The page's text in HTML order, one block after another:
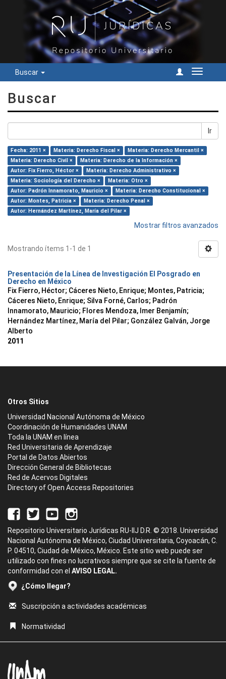
Buscar
Cambiar
Buscar
Ir
Fecha: 2011 × Materia: Derecho Fiscal ×
Materia: Derecho Mercantil ×
Materia: Derecho Civil ×
Materia: Derecho de la Información ×
Autor: Fix Fierro, Héctor ×
Materia: Derecho Administrativo ×
Materia: Sociología del Derecho ×
Materia: Otro ×
Autor: Padrón Innamorato, Mauricio ×
Materia: Derecho Constitucional ×
Autor: Montes, Patricia ×
Materia: Derecho Penal ×
Autor: Hernández Martínez, María del Pilar ×
Mostrar filtros avanzados
Mostrando ítems 1-1 de 1
Presentación de la Línea de Investigación El Posgrado en
Derecho en México
Fix Fierro, Héctor; Cáceres Nieto, Enrique; Montes, Patricia;
Cáceres Nieto, Enrique; Silva Forné, Carlos; Padrón
Innamorato, Mauricio; Flores Mendoza, Imer Benjamín;
Hernández Martínez, María del Pilar; González Galván, Jorge
Alberto
2011
Otros Sitios
Universidad Nacional Autónoma de México
Coordinación de Humanidades UNAM
Toda la UNAM en línea
Red Universitaria de Aprendizaje
Portal de Datos Abiertos
Dirección General de Bibliotecas
Red de Acervos Digitales
Directory of Open Access Repositories
Repositorio Universitario Jurídicas RU-IIJ D.R. © 2018. Universidad
Nacional Autónoma de México, Ciudad Universitaria, Coyoacán, C.
P. 04510, Ciudad de México, México. Este sitio web puede ser
utilizado con fines no lucrativos siempre que se cite la fuente de
conformidad con el AVISO LEGAL.
¿Cómo llegar?
Suscripción a actividades académicas
Normatividad